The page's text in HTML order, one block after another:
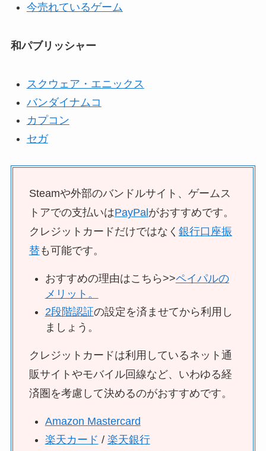
今売れているゲーム
和パブリッシャー
スクウェア・エニックス
バンダイナムコ
カプコン
セガ
Steamや外部のバンドルサイト、ゲームス
トアでの支払いはPayPal がおすすめです。
クレジットカードだけではなく 銀行口座振
替も可能です。
おすすめの理由はこちら>>ペイパルの
メリット。
2段階認証の設定を済ませてから利用し
ましょう。
クレジットカードは利用しているネット通
販サイトやモバイル回線など、いわゆる経
済圏を考慮して決めるのがおすすめです。
Amazon Mastercard
楽天カード / 楽天銀行